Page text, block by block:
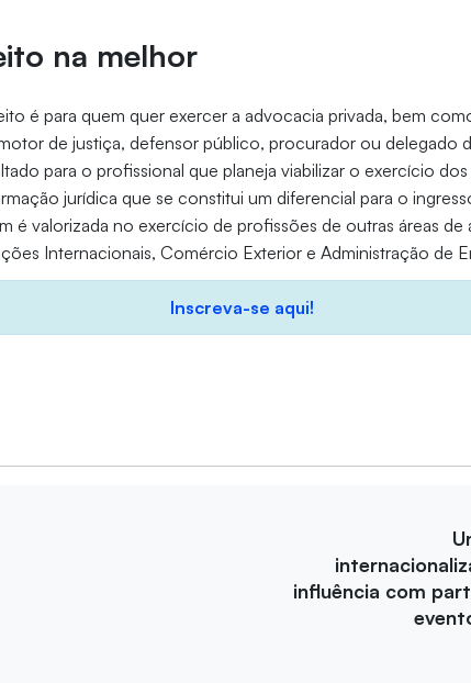
na melhor
é para quem quer exercer a advocacia privada, bem
de justiça, defensor público, procurador ou delegado
para o profissional que planeja viabilizar o exercício
jurídica que se constitui um diferencial para o
é valorizada no exercício de profissões de outras áreas
Internacionais, Comércio Exterior e Administração de
Inscreva-se aqui!
influência com